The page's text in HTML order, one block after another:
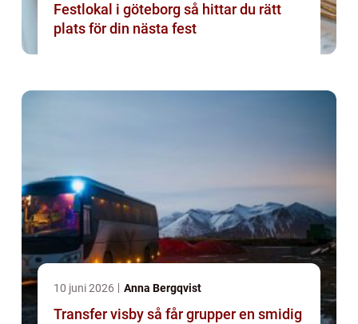
Festlokal i göteborg så hittar du rätt
plats för din nästa fest
10 juni 2026 Anna Bergqvist
Transfer visby så får grupper en smidig